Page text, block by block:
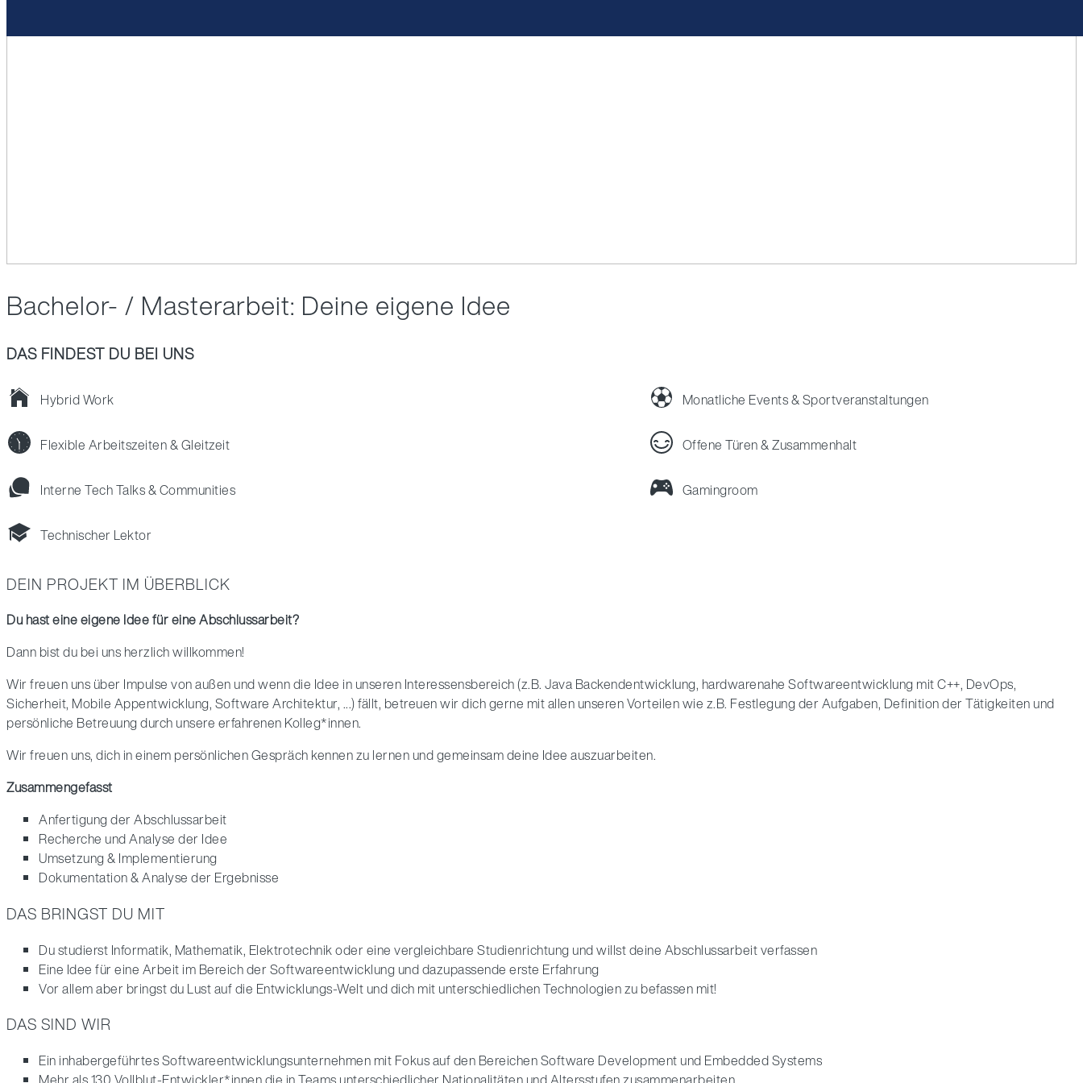
Bachelor- / Masterarbeit: Deine eigene Idee
DAS FINDEST DU BEI UNS
Hybrid Work
Flexible Arbeitszeiten & Gleitzeit
Interne Tech Talks & Communities
Technischer Lektor
Monatliche Events & Sportveranstaltungen
Offene Türen & Zusammenhalt
Gamingroom
DEIN PROJEKT IM ÜBERBLICK
Du hast eine eigene Idee für eine Abschlussarbeit?
Dann bist du bei uns herzlich willkommen!
Wir freuen uns über Impulse von außen und wenn die Idee in unseren Interessensbereich (z.B. Java Backendentwicklung, hardwarenahe Softwareentwicklung mit C++, DevOps,
Sicherheit, Mobile Appentwicklung, Software Architektur, ...) fällt, betreuen wir dich gerne mit allen unseren Vorteilen wie z.B. Festlegung der Aufgaben, Definition der Tätigkeiten und
persönliche Betreuung durch unsere erfahrenen Kolleg*innen.
Wir freuen uns, dich in einem persönlichen Gespräch kennen zu lernen und gemeinsam deine Idee auszuarbeiten.
Zusammengefasst
Anfertigung der Abschlussarbeit
Recherche und Analyse der Idee
Umsetzung & Implementierung
Dokumentation & Analyse der Ergebnisse
DAS BRINGST DU MIT
Du studierst Informatik, Mathematik, Elektrotechnik oder eine vergleichbare Studienrichtung und willst deine Abschlussarbeit verfassen
Eine Idee für eine Arbeit im Bereich der Softwareentwicklung und dazupassende erste Erfahrung
Vor allem aber bringst du Lust auf die Entwicklungs-Welt und dich mit unterschiedlichen Technologien zu befassen mit!
DAS SIND WIR
Ein inhabergeführtes Softwareentwicklungsunternehmen mit Fokus auf den Bereichen Software Development und Embedded Systems